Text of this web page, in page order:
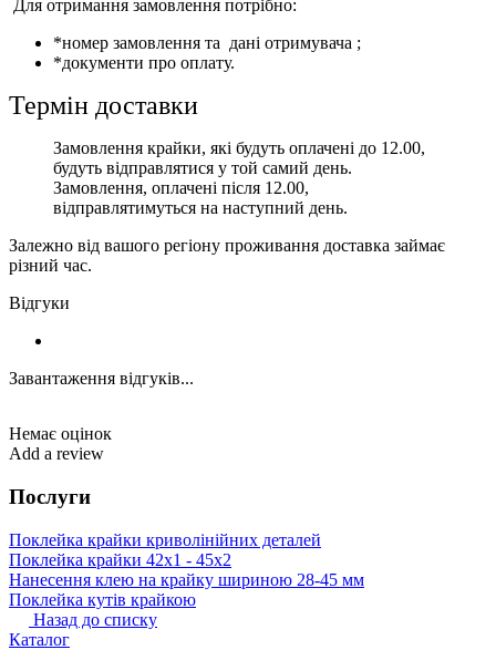
Для отримання замовлення потрібно:
*номер замовлення та дані отримувача ;
*документи про оплату.
Термін доставки
Замовлення крайки, які будуть оплачені до 12.00,
будуть відправлятися у той самий день.
Замовлення, оплачені після 12.00,
відправлятимуться на наступний день.
Залежно від вашого регіону проживання доставка займає
різний час.
Відгуки
Завантаження відгуків...
Немає оцінок
Add a review
Послуги
Поклейка крайки криволінійних деталей
Поклейка крайки 42х1 ‐ 45х2
Нанесення клею на крайку шириною 28-45 мм
Поклейка кутів крайкою
Назад до списку
Каталог